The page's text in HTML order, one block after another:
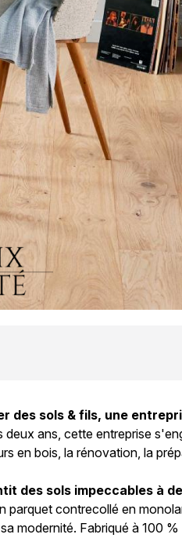
des sols & fils, une
ans, cette entreprise
en bois, la rénovation, la
des sols impeccables à
parquet contrecollé en
modernité. Fabriqué à 100